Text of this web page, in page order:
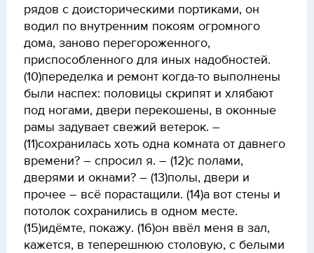
рядов с доисторическими портиками, он
водил по внутренним покоям огромного
дома, заново перегороженного,
приспособленного для иных надобностей.
(10)переделка и ремонт когда-то выполнены
были наспех: половицы скрипят и хлябают
под ногами, двери перекошены, в оконные
рамы задувает свежий ветерок. –
(11)сохранилась хоть одна комната от давнего
времени? – спросил я. – (12)с полами,
дверями и окнами? – (13)полы, двери и
прочее – всё порастащили. (14)а вот стены и
потолок сохранились в одном месте.
(15)идёмте, покажу. (16)он ввёл меня в зал,
кажется, в теперешнюю столовую, с белыми